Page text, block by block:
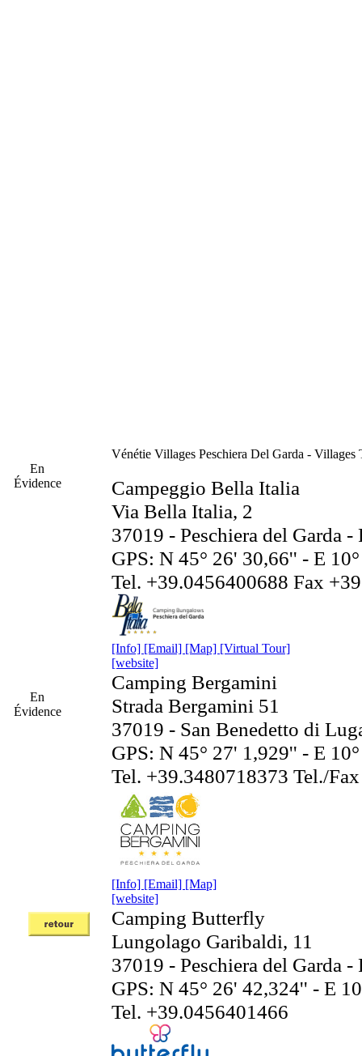
En
Évidence
En
Évidence
Vénétie Villages Peschiera Del Garda - Villages
Campeggio Bella Italia
Via Bella Italia, 2
37019 - Peschiera del Garda
GPS: N 45° 26' 30,66'' - E
Tel. +39.0456400688 Fax
[Info] [Email] [Map] [Virtual Tour]
[website]
Camping Bergamini
Strada Bergamini 51
37019 - San Benedetto di
GPS: N 45° 27' 1,929'' - E
Tel. +39.3480718373 Tel./
[Info] [Email] [Map]
[website]
Camping Butterfly
Lungolago Garibaldi, 11
37019 - Peschiera del Garda
GPS: N 45° 26' 42,324'' - E
Tel. +39.0456401466